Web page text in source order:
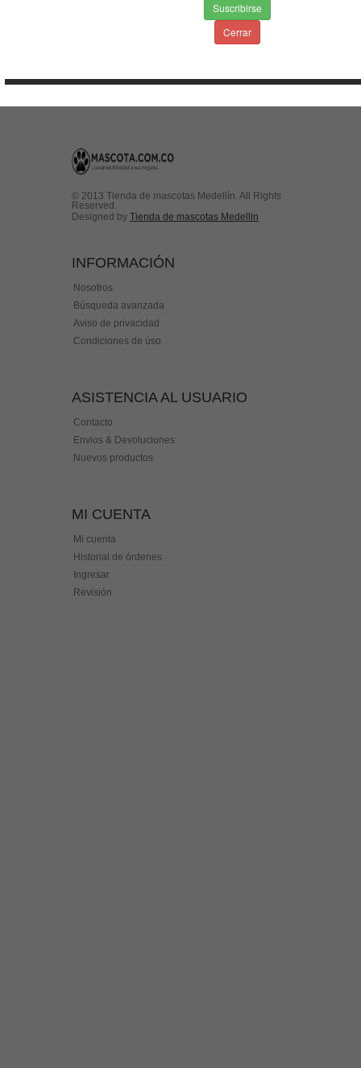
© 2013 Tienda de mascotas Medellín. All Rights
Reserved.
Designed by Tienda de mascotas Medellin
INFORMACIÓN
Nosotros
Búsqueda avanzada
Aviso de privacidad
Condiciones de úso
ASISTENCIA AL USUARIO
Contacto
Envios & Devoluciones
Nuevos productos
MI CUENTA
Mi cuenta
Historial de órdenes
Ingresar
Revisión
Suscribirse
Cerrar